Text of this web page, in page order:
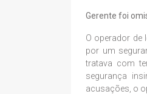
Gerente foi
O operador de
por um
tratava com
segurança
acusações, o